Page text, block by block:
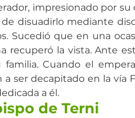
impresionado por
de disuadirlo mediante
Sucedió que en una
recuperó la vista. Ante
familia. Cuando el
a ser decapitado en la vía
a él.
de Terni